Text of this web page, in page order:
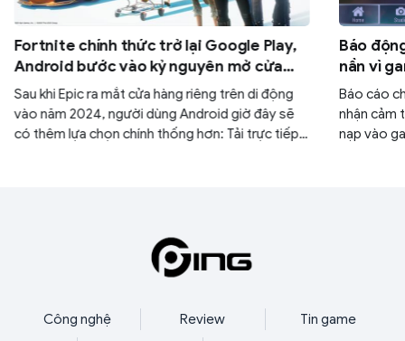
Fortnite chính thức trở lại Google Play,
Android bước vào kỷ nguyên mở cửa
hoàn toàn
Sau khi Epic ra mắt cửa hàng riêng trên di động
vào năm 2024, người dùng Android giờ đây sẽ
có thêm lựa chọn chính thống hơn: Tải trực tiếp
Báo
nần vì
người
Báo cáo
nhận cảm
nạp vào
Công nghệ Review
Tin game